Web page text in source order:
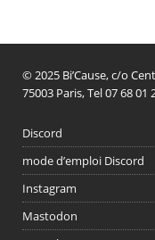
© 2025 Bi’Cause, c/o
75003 Paris, Tel 07 68 01
Discord
mode d’emploi Discord
Instagram
Mastodon